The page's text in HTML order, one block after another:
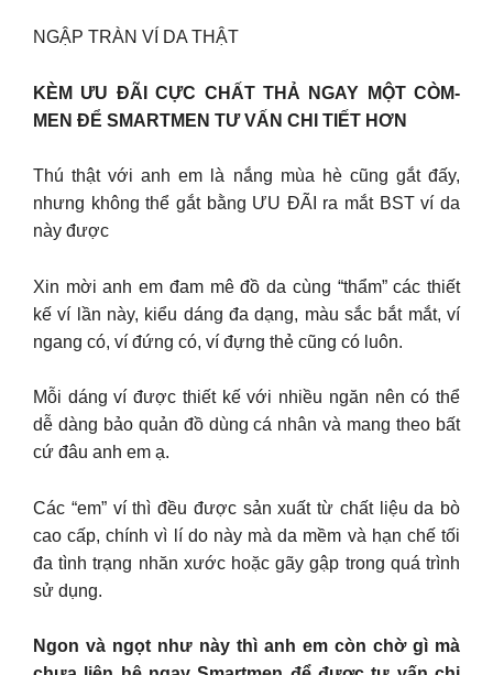
NGẬP TRÀN VÍ DA THẬT
KÈM ƯU ĐÃI CỰC CHẤT THẢ NGAY MỘT CÒM-
MEN ĐỂ SMARTMEN TƯ VẤN CHI TIẾT HƠN
Thú thật với anh em là nắng mùa hè cũng gắt đấy,
nhưng không thể gắt bằng ƯU ĐÃI ra mắt BST ví da
này được
Xin mời anh em đam mê đồ da cùng “thẩm” các thiết
kế ví lần này, kiểu dáng đa dạng, màu sắc bắt mắt, ví
ngang có, ví đứng có, ví đựng thẻ cũng có luôn.
Mỗi dáng ví được thiết kế với nhiều ngăn nên có thể
dễ dàng bảo quản đồ dùng cá nhân và mang theo bất
cứ đâu anh em ạ.
Các “em” ví thì đều được sản xuất từ chất liệu da bò
cao cấp, chính vì lí do này mà da mềm và hạn chế tối
đa tình trạng nhăn xước hoặc gãy gập trong quá trình
sử dụng.
Ngon và ngọt như này thì anh em còn chờ gì mà